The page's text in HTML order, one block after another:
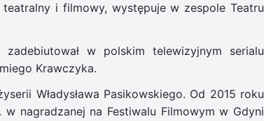
i filmowy, występuje w zespole Teatru
w polskim telewizyjnym serialu
Krawczyka.
Władysława Pasikowskiego. Od 2015 roku
nagradzanej na Festiwalu Filmowym w Gdyni